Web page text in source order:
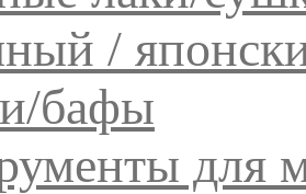
/
бафы
для